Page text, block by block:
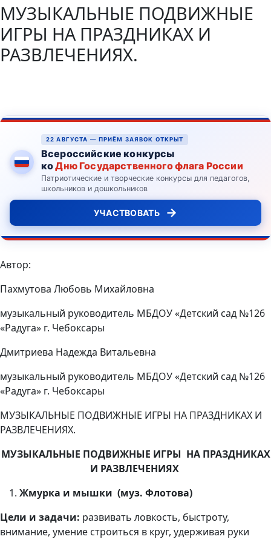
МУЗЫКАЛЬНЫЕ ПОДВИЖНЫЕ
ИГРЫ НА ПРАЗДНИКАХ И
РАЗВЛЕЧЕНИЯХ.
22 АВГУСТА — ПРИЁМ ЗАЯВОК ОТКРЫТ
Всероссийские конкурсы
коДню Государственного флага России
Патриотические и творческие конкурсы для педагогов,
школьников и дошкольников
УЧАСТВОВАТЬ →
Автор:
Пахмутова Любовь Михайловна
музыкальный руководитель МБДОУ «Детский сад №126
«Радуга» г. Чебоксары
Дмитриева Надежда Витальевна
музыкальный руководитель МБДОУ «Детский сад №126
«Радуга» г. Чебоксары
МУЗЫКАЛЬНЫЕ ПОДВИЖНЫЕ ИГРЫ НА ПРАЗДНИКАХ И
РАЗВЛЕЧЕНИЯХ.
МУЗЫКАЛЬНЫЕ ПОДВИЖНЫЕ ИГРЫ НА ПРАЗДНИКАХ
И РАЗВЛЕЧЕНИЯХ
Жмурка и мышки (муз. Флотова)
Цели и задачи: развивать ловкость, быстроту,
внимание, умение строиться в круг, удерживая руки